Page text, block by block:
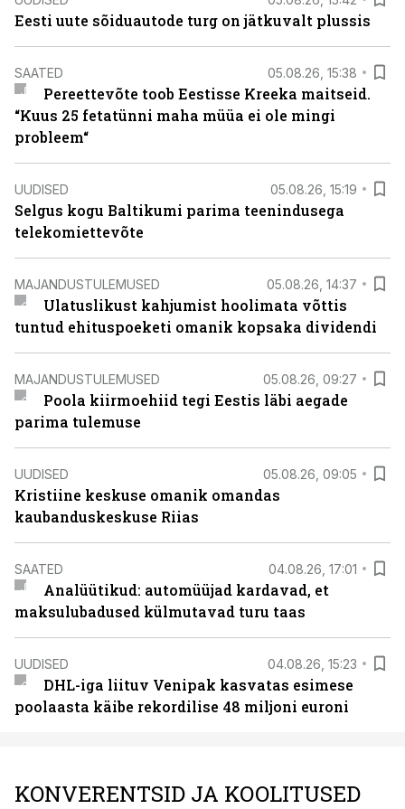
Eesti uute sõiduautode turg on jätkuvalt plussis
SAATED 05.08.26, 15:38
Pereettevõte toob Eestisse Kreeka maitseid.
“Kuus 25 fetatünni maha müüa ei ole mingi
probleem“
UUDISED 05.08.26, 15:19
Selgus kogu Baltikumi parima teenindusega
telekomiettevõte
MAJANDUSTULEMUSED 05.08.26, 14:37
Ulatuslikust kahjumist hoolimata võttis
tuntud ehituspoeketi omanik kopsaka dividendi
MAJANDUSTULEMUSED 05.08.26, 09:27
Poola kiirmoehiid tegi Eestis läbi aegade
parima tulemuse
UUDISED 05.08.26, 09:05
Kristiine keskuse omanik omandas
kaubanduskeskuse Riias
SAATED 04.08.26, 17:01
Analüütikud: automüüjad kardavad, et
maksulubadused külmutavad turu taas
UUDISED 04.08.26, 15:23
DHL-iga liituv Venipak kasvatas esimese
poolaasta käibe rekordilise 48 miljoni euroni
KONVERENTSID JA KOOLITUSED